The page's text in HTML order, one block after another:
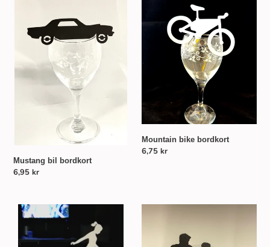
bordkort
Mustang bil bordkort
Normalpris
6,95 kr
bordkort
Mountain bike bordkort
Normalpris
6,75 kr
Fodbold
bordkort